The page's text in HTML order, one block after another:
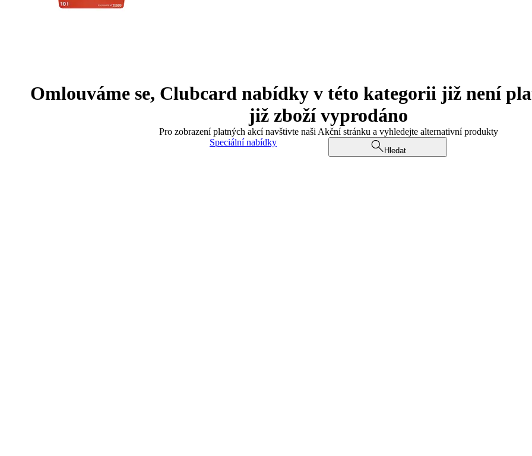
Omlouváme se, Clubcard nabídky v této kategorii již není
již zboží vyprodáno
Pro zobrazení platných akcí navštivte naši Akční stránku a vyhledejte alternativní produkty
Speciální nabídky
Hledat